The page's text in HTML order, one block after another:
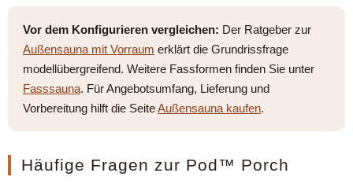
Vor dem Konfigurieren vergleichen: Der Ratgeber zur
Außensauna mit Vorraum erklärt die Grundrissfrage
modellübergreifend. Weitere Fassformen finden Sie unter
Fasssauna. Für Angebotsumfang, Lieferung und
Vorbereitung hilft die SeiteAußensauna kaufen.
Häufige Fragen zur Pod™ Porch